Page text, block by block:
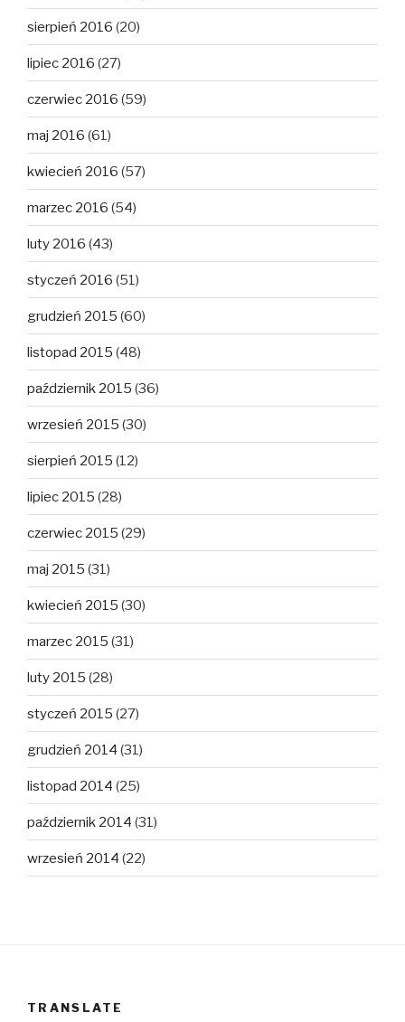
sierpień 2016 (20)
lipiec 2016 (27)
czerwiec 2016 (59)
maj 2016 (61)
kwiecień 2016 (57)
marzec 2016 (54)
luty 2016 (43)
styczeń 2016 (51)
grudzień 2015 (60)
listopad 2015 (48)
październik 2015 (36)
wrzesień 2015 (30)
sierpień 2015 (12)
lipiec 2015 (28)
czerwiec 2015 (29)
maj 2015 (31)
kwiecień 2015 (30)
marzec 2015 (31)
luty 2015 (28)
styczeń 2015 (27)
grudzień 2014 (31)
listopad 2014 (25)
październik 2014 (31)
wrzesień 2014 (22)
TRANSLATE